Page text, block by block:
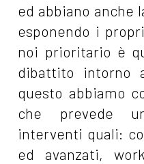
ed abbiano anche
esponendo i
noi prioritario è
dibattito intorno
questo abbiamo
che prevede
interventi quali:
ed avanzati,